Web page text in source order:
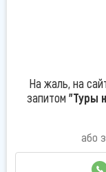
На жаль, на
запитом "Туры
або